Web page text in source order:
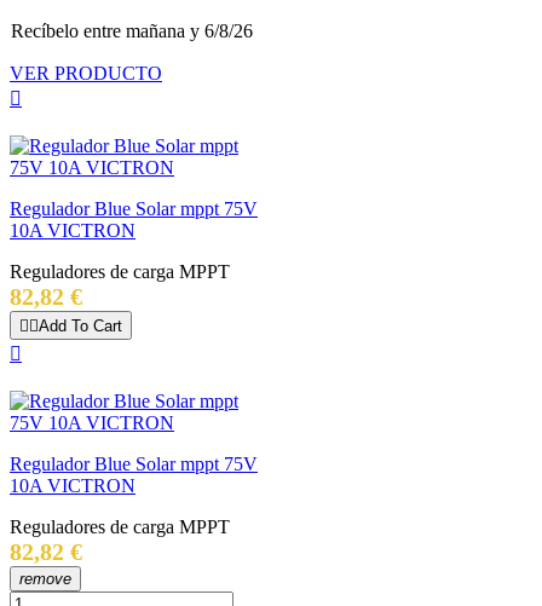
Recíbelo entre mañana y 6/8/26
VER PRODUCTO

Regulador Blue Solar mppt 75V
10A VICTRON
Reguladores de carga MPPT
82,82 €Precio
Add To Cart

Regulador Blue Solar mppt 75V
10A VICTRON
Reguladores de carga MPPT
82,82 €Precio
remove